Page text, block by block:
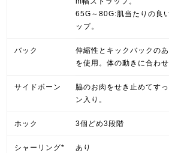
65G～80G:肌当たりの良
ップ。
バック
伸縮性とキックバックの
を使用。体の動きに合わ
サイドボーン
脇のお肉をせき止めてす
ン入り。
ホック 3個どめ3段階
シャーリング* あり